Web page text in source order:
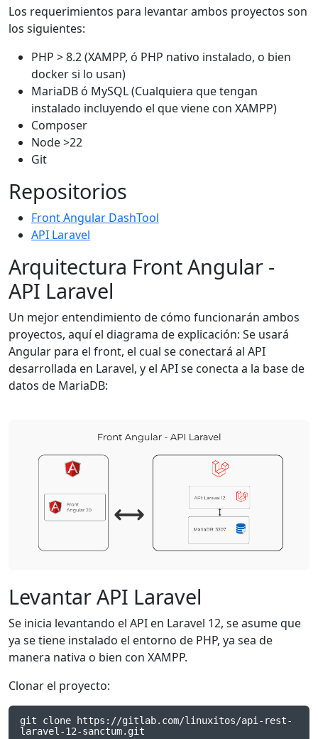
Los requerimientos para levantar ambos proyectos son
los siguientes:
PHP > 8.2 (XAMPP, ó PHP nativo instalado, o bien
docker si lo usan)
MariaDB ó MySQL (Cualquiera que tengan
instalado incluyendo el que viene con XAMPP)
Composer
Node >22
Git
Repositorios
Front Angular DashTool
API Laravel
Arquitectura Front Angular -
API Laravel
Un mejor entendimiento de cómo funcionarán ambos
proyectos, aquí el diagrama de explicación: Se usará
Angular para el front, el cual se conectará al API
desarrollada en Laravel, y el API se conecta a la base de
datos de MariaDB:
Levantar API Laravel
Se inicia levantando el API en Laravel 12, se asume que
ya se tiene instalado el entorno de PHP, ya sea de
manera nativa o bien con XAMPP.
Clonar el proyecto:
git clone https://gitlab.com/linuxitos/api-rest-
laravel-12-sanctum.git